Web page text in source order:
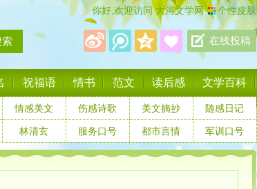
你好,欢迎访问大河文学网 个性皮肤
索 在线投稿
祝福语 情书 范文 读后感 文学百科
情感美文 伤感诗歌 美文摘抄 随感日记
林清玄 服务口号 都市言情 军训口号